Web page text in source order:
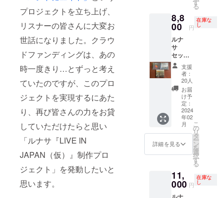
プロジェクトを立ち上げ、
リスナーの皆さんに大変お
世話になりました。クラウ
ドファンディングは、あの
時一度きり…とずっと考え
ていたのですが、このプロ
ジェクトを実現するにあた
り、再び皆さんの力をお貸
していただけたらと思い
「ルナサ『LIVE IN
JAPAN（仮）』制作プロ
ジェクト」を発動したいと
思います。
のライ
ヴ盤は
ており
ませ
ん。ご
希望の
方は別
途お申
し込み
くださ
い。
、"With
RTE
Orches
tra"
(2013)
の合計4
枚
す
る
8,8
00 円
在庫な
し
ルナ
サ
セット
3：今回
制作の
『ライ
ブ・イ
ン・
ジャパ
（仮）
と"Merr
y
Sisters
of Fate"
、"Cas
"
(2018)
支援
者：
20人
お届
け予
定：
2024
年02
月
詳細を見る
こ
の
リ
タ
ー
ン
を
選
択
す
る
11,
000 円
在庫な
し